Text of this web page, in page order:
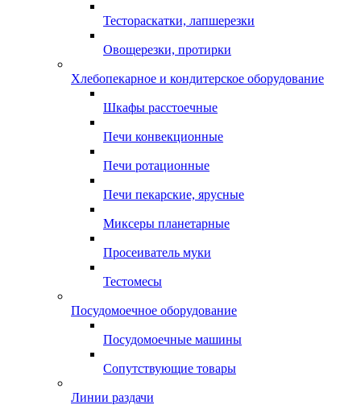
Тестораскатки, лапшерезки
Овощерезки, протирки
Хлебопекарное и кондитерское оборудование
Шкафы расстоечные
Печи конвекционные
Печи ротационные
Печи пекарские, ярусные
Миксеры планетарные
Просеиватель муки
Тестомесы
Посудомоечное оборудование
Посудомоечные машины
Сопутствующие товары
Линии раздачи